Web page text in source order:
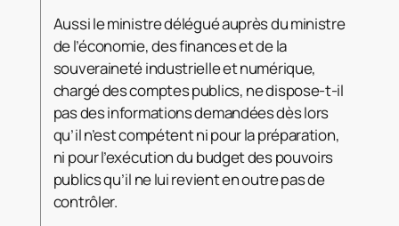
Aussi le ministre délégué auprès du ministre
de l’économie, des finances et de la
souveraineté industrielle et numérique,
chargé des comptes publics, ne dispose-t-il
pas des informations demandées dès lors
qu’il n’est compétent ni pour la préparation,
ni pour l’exécution du budget des pouvoirs
publics qu’il ne lui revient en outre pas de
contrôler.